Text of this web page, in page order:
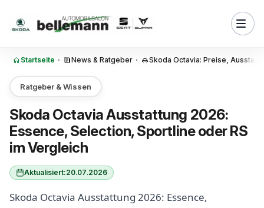
Startseite · News & Ratgeber · Skoda Octavia: Preise,
Ratgeber & Wissen
Skoda Octavia Ausstattung 2026:
Essence, Selection, Sportline oder RS
im Vergleich
Aktualisiert:20.07.2026
Skoda Octavia Ausstattung 2026: Essence,
und Vielfahrer
im Überblick
Sportline: Tiefer, dunkler,
-- lohnt sich der
RS 2026: 265 PS für wen -
im Vergleich: was